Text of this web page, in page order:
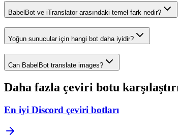
BabelBot ve iTranslator arasındaki temel fark nedir?
Yoğun sunucular için hangi bot daha iyidir?
Can BabelBot translate images?
Daha fazla çeviri botu
En iyi Discord çeviri botları